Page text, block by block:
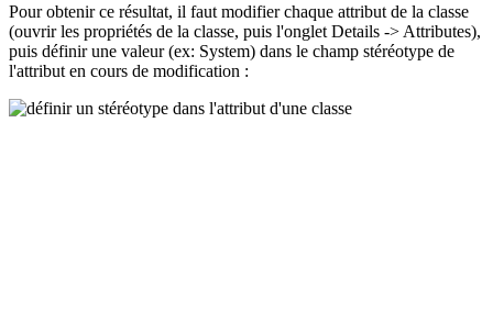
Pour obtenir ce résultat, il faut modifier chaque attribut de la classe
(ouvrir les propriétés de la classe, puis l'onglet Details -> Attributes),
puis définir une valeur (ex: System) dans le champ stéréotype de
l'attribut en cours de modification :